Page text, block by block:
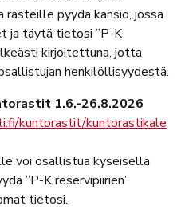
pyydä kansio, jossa
ja täytä tietosi ”P-K
kirjoitettuna, jotta
henkilöllisyydestä.
1.6.-26.8.2026
kuntorastit/kuntorastikale
voi osallistua kyseisellä
”P-K reservipiirien”
tietosi.